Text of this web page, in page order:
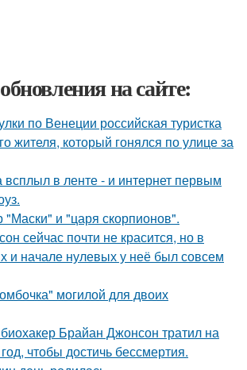
на сайте:
по Венеции российская туристка
жителя, который гонялся по улице за
всплыл в ленте - и интернет первым
и "царя скорпионов".
сейчас почти не красится, но в
и начале нулевых у неё был совсем
могилой для двоих
Брайан Джонсон тратил на
чтобы достичь бессмертия.